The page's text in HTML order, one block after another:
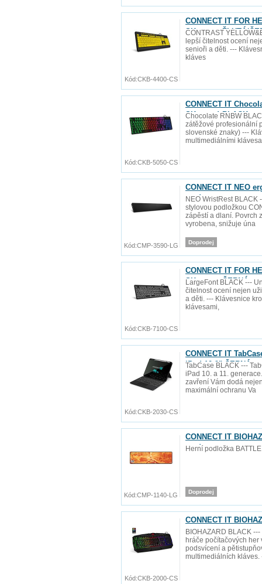
CONNECT IT FOR
SK verze, ŽLUTÁ/
CONTRAST
lepší čitelnost ocení
senioři a děti. ---
kláves
Kód:CKB-4400-CS
CONNECT IT
SK verze) BLACK
Chocolate RNBW
zátěžové profesionální
slovenské znaky) ---
multimediálními
Kód:CKB-5050-CS
CONNECT IT NEO
mm)
NEO WristRest
stylovou podložkou
zápěstí a dlaní. Povrch
vyrobena, snižuje úna
Doprodej
Kód:CMP-3590-LG
CONNECT IT FOR
SK verze, ČERNÁ
LargeFont BLACK ---
čitelnost ocení nejen
a děti. --- Klávesnice
klávesami,
Kód:CKB-7100-CS
CONNECT IT
iPad 10.9" ČERNÁ
TabCase BLACK ---
iPad 10. a 11.
zavření Vám dodá
maximální ochranu Va
Kód:CKB-2030-CS
CONNECT IT
mm)
Herní podložka
Doprodej
Kód:CMP-1140-LG
CONNECT IT
BIOHAZARD BLACK
hráče počítačových
podsvícení a
multimediálních kláves.
Kód:CKB-2000-CS